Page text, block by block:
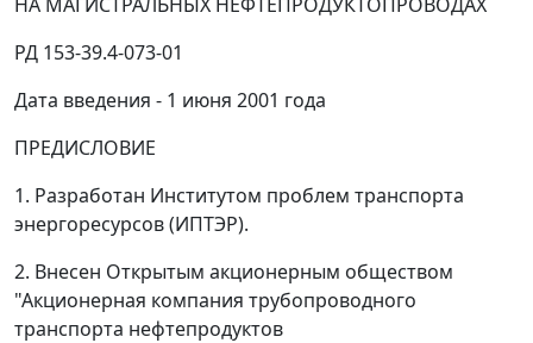
РД 153-39.4-073-01
Дата введения - 1 июня 2001 года
ПРЕДИСЛОВИЕ
1. Разработан Институтом проблем транспорта
энергоресурсов (ИПТЭР).
2. Внесен Открытым акционерным обществом
"Акционерная компания трубопроводного
транспорта нефтепродуктов